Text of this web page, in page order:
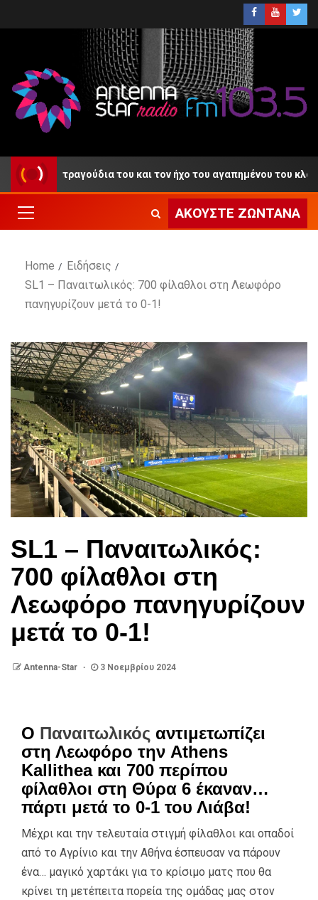
με τα τραγούδια του και τον ήχο του αγαπημένου του κλαρίνου
ΑΚΟΎΣΤΕ ΖΩΝΤΑΝΆ
Home
Ειδήσεις
SL1 – Παναιτωλικός: 700 φίλαθλοι στη Λεωφόρο
πανηγυρίζουν μετά το 0-1!
SL1 – Παναιτωλικός:
700 φίλαθλοι στη
Λεωφόρο πανηγυρίζουν
μετά το 0-1!
Antenna-Star 3 Νοεμβρίου 2024
Ο Παναιτωλικός αντιμετωπίζει
στη Λεωφόρο την Athens
Kallithea και 700 περίπου
φίλαθλοι στη Θύρα 6 έκαναν…
πάρτι μετά το 0-1 του Λιάβα!
Μέχρι και την τελευταία στιγμή φίλαθλοι και οπαδοί
από το Αγρίνιο και την Αθήνα έσπευσαν να πάρουν
ένα… μαγικό χαρτάκι για το κρίσιμο ματς που θα
κρίνει τη μετέπειτα πορεία της ομάδας μας στον